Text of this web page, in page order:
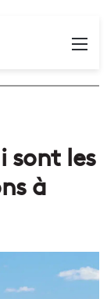
sont les
à